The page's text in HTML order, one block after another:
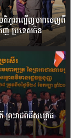
តិភូអញ្ជើញចាកចេញពី
ញ ប្រទេសចិន
ព្រះរាជពិធីសម្ពោធ